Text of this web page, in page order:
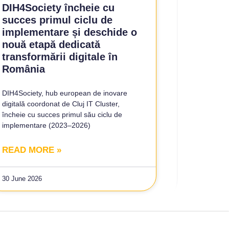
DIH4Society încheie cu
succes primul ciclu de
implementare și deschide o
nouă etapă dedicată
transformării digitale în
România
DIH4Society, hub european de inovare
digitală coordonat de Cluj IT Cluster,
încheie cu succes primul său ciclu de
implementare (2023–2026)
READ MORE »
30 June 2026